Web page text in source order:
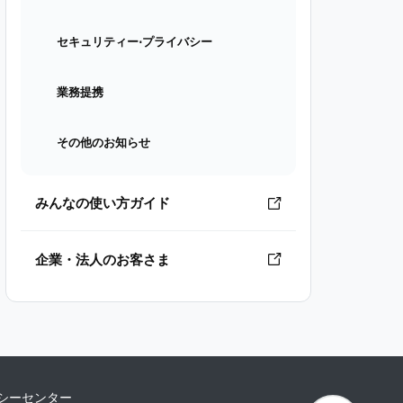
セキュリティー⋅プライバシー
業務提携
その他のお知らせ
みんなの使い方ガイド
企業・法人のお客さま
ーセンター